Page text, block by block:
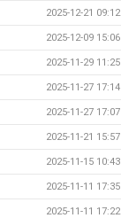
2025-12-21 09:12
2025-12-09 15:06
2025-11-29 11:25
2025-11-27 17:14
2025-11-27 17:07
2025-11-21 15:57
2025-11-15 10:43
2025-11-11 17:35
2025-11-11 17:22